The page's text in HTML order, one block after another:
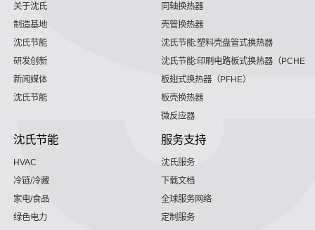
关于沈氏
制造基地
沈氏节能
研发创新
新闻媒体
沈氏节能
同轴换热器
壳管换热器
沈氏节能:塑料壳盘管式换热器
沈氏节能:印刷电路板式换热器（PCHE）
板翅式换热器（PFHE）
板壳换热器
微反应器
沈氏节能
HVAC
冷链/冷藏
家电/食品
绿色电力
服务支持
沈氏服务
下载文档
全球服务网络
定制服务